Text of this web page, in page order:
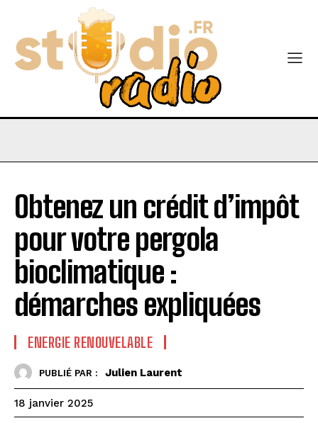
Obtenez un crédit d’impôt
pour votre pergola
bioclimatique :
démarches expliquées
ENERGIE RENOUVELABLE
PUBLIÉ PAR : Julien Laurent
18 janvier 2025